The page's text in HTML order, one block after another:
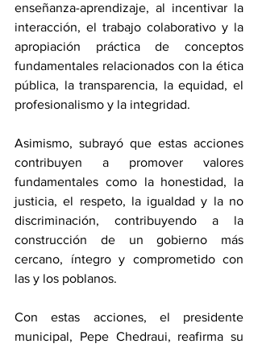
enseñanza-aprendizaje, al incentivar la
interacción, el trabajo colaborativo y la
apropiación práctica de conceptos
fundamentales relacionados con la ética
pública, la transparencia, la equidad, el
profesionalismo y la integridad.
Asimismo, subrayó que estas acciones
contribuyen a promover valores
fundamentales como la honestidad, la
justicia, el respeto, la igualdad y la no
discriminación, contribuyendo a la
construcción de un gobierno más
cercano, íntegro y comprometido con
las y los poblanos.
Con estas acciones, el presidente
municipal, Pepe Chedraui, reafirma su